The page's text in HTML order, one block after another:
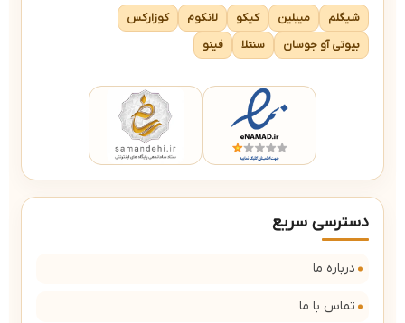
شیگلم میبلین کیکو لانکوم
کوزارکس
بیوتی آو جوسان
سنتلا فینو
دسترسی سریع
درباره ما
تماس با ما